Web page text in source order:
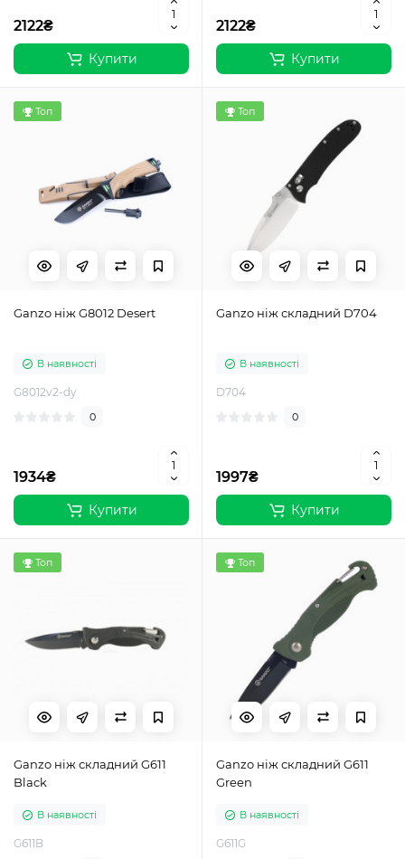
2122₴
Купити
2122₴
Купити
Топ
Ganzo ніж G8012 Desert
В наявності
G8012v2-dy
0
1934₴
Купити
Топ
Ganzo ніж складний D704
В наявності
D704
0
1997₴
Купити
Топ
Ganzo ніж складний G611
Black
В наявності
G611B
Топ
Ganzo ніж складний G611
Green
В наявності
G611G